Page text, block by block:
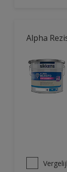
Alpha